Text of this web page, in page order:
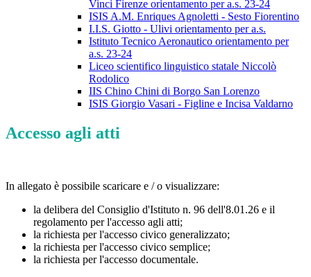
Vinci Firenze orientamento per a.s. 23-24
ISIS A.M. Enriques Agnoletti - Sesto Fiorentino
I.I.S. Giotto - Ulivi orientamento per a.s.
Istituto Tecnico Aeronautico orientamento per
a.s. 23-24
Liceo scientifico linguistico statale Niccolò
Rodolico
IIS Chino Chini di Borgo San Lorenzo
ISIS Giorgio Vasari - Figline e Incisa Valdarno
Accesso agli atti
In allegato è possibile scaricare e / o visualizzare:
la delibera del Consiglio d'Istituto n. 96 dell'8.01.26 e il
regolamento per l'accesso agli atti;
la richiesta per l'accesso civico generalizzato;
la richiesta per l'accesso civico semplice;
la richiesta per l'accesso documentale.